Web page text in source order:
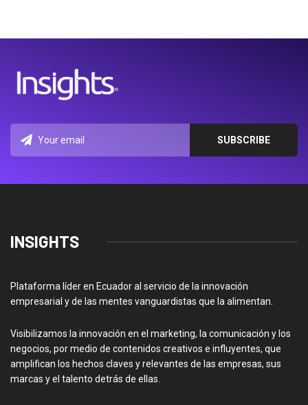
INSIGHTS
Plataforma líder en Ecuador al servicio de la innovación
empresarial y de las mentes vanguardistas que la alimentan.
Visibilizamos la innovación en el marketing, la comunicación y los
negocios, por medio de contenidos creativos e influyentes, que
amplifican los hechos claves y relevantes de las empresas, sus
marcas y el talento detrás de ellas.